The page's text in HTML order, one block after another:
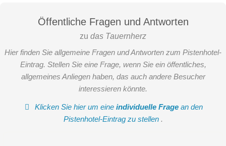
Öffentliche Fragen und Antworten
zu das Tauernherz
Hier finden Sie allgemeine Fragen und Antworten zum Pistenhotel-
Eintrag. Stellen Sie eine Frage, wenn Sie ein öffentliches,
allgemeines Anliegen haben, das auch andere Besucher
interessieren könnte.
Klicken Sie hier um eineindividuelle Frage an den
Pistenhotel-Eintrag zu stellen .